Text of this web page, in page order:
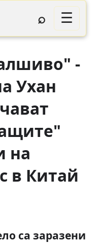
⌕ ☰
-
Ухан
на
в Китай
са заразени